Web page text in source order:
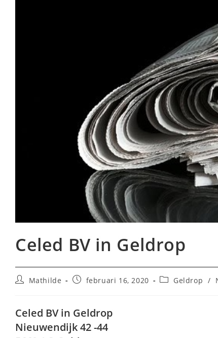
Celed BV in Geldrop
BerichtMathilde
Berichtfebruari 16, 2020 Geldrop /
Celed BV in Geldrop
Nieuwendijk 42 -44